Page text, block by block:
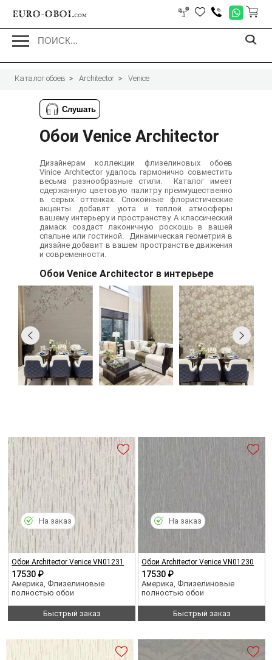
EURO-OBOI.com
Каталог обоев Architector Venice
ОбоиVenice Architector
Дизайнерам коллекции флизелиновых обоев
Vinice Architector удалось гармонично совместить
весьма разнообразные стили. Каталог имеет
сдержанную цветовую палитру преимущественно
в серых оттенках. Спокойные флористические
акценты добавят уюта и теплой атмосферы
вашему интерьеру и пространству. А классический
дамаск создаст лаконичную роскошь в вашей
спальне или гостиной. Динамическая геометрия в
дизайне добавит в вашем пространстве движения
и современности.
ОбоиVenice Architector в интерьере
Обои Architector Venice VN01231
17530 ₽
Америка, Флизелиновые
полностью обои
Быстрый заказ
На заказ
Обои Architector Venice VN01230
17530 ₽
Америка, Флизелиновые
полностью обои
Быстрый заказ
На заказ